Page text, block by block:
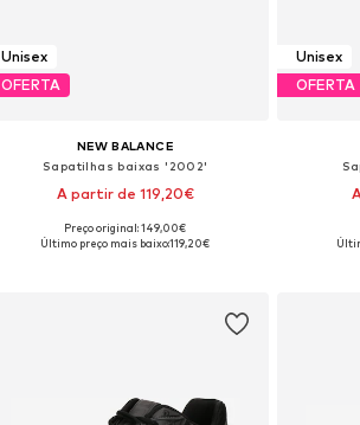
Unisex
OFERTA
NEW BALANCE
Sapatilhas baixas '2002'
A partir de 119,20€
+2
Disponível em vários tamanhos
Preço original: 149,00€
Último preço mais baixo:119,20€
Unisex
OFERTA